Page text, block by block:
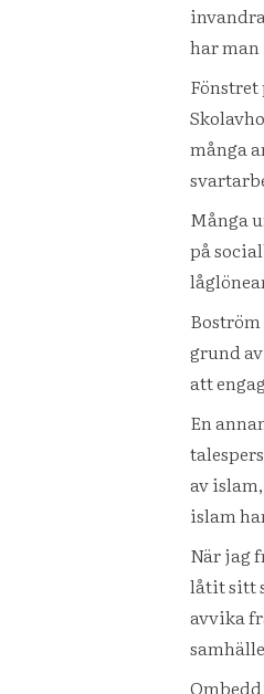
har
många
Många
på
grund
att
En
av
islam
När jag
låtit sitt
avvika